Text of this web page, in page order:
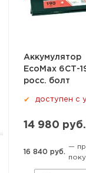
Аккумулятор
EcoMax 6СТ-
росс. болт
✔ доступен с
14 980 руб.
16 840 руб.
—